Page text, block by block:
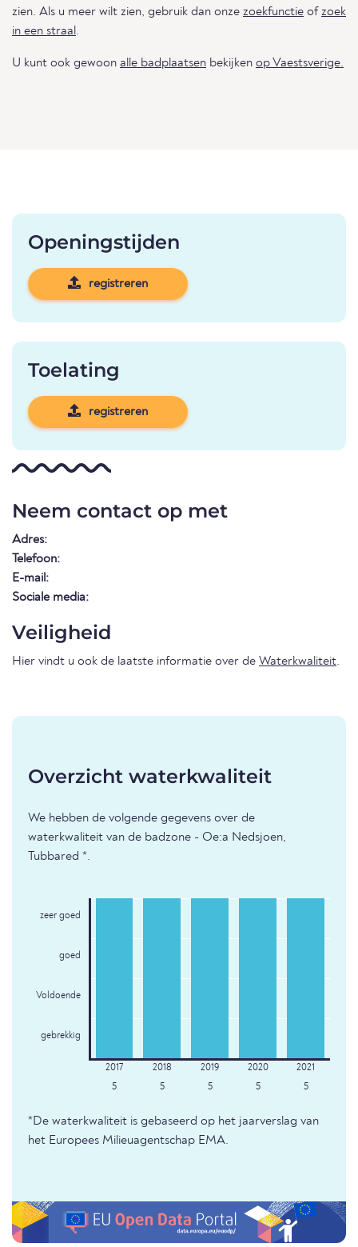
zien. Als u meer wilt zien, gebruik dan onze zoekfunctie ofzoek
in een straal.
U kunt ook gewoon alle badplaatsen bekijken op Vaestsverige.
Openingstijden
registreren
Toelating
registreren
Neem contact op met
Adres:
Telefoon:
E-mail:
Sociale media:
Veiligheid
Hier vindt u ook de laatste informatie over de Waterkwaliteit.
Overzicht waterkwaliteit
We hebben de volgende gegevens over de
waterkwaliteit van de badzone - Oe:a Nedsjoen,
Tubbared *.
zeer goed
goed
Voldoende
gebrekkig
5 5 5 5 5
*De waterkwaliteit is gebaseerd op het jaarverslag van
het Europees Milieuagentschap EMA.